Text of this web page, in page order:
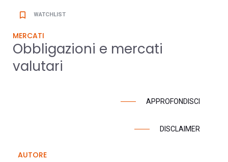
bookmark_border WATCHLIST
MERCATI
Obbligazioni e mercati
valutari
APPROFONDISCI
DISCLAIMER
AUTORE